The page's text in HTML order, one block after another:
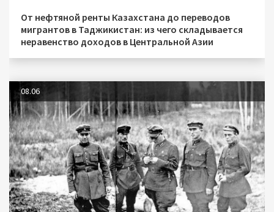
От нефтяной ренты Казахстана до переводов
мигрантов в Таджикистан: из чего складывается
неравенство доходов в Центральной Азии
08.06